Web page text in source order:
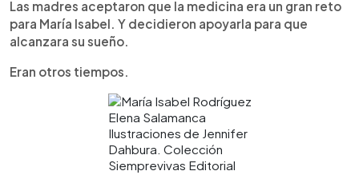
Las madres aceptaron que la medicina era un gran reto
para María Isabel. Y decidieron apoyarla para que
alcanzara su sueño.
Eran otros tiempos.
Elena Salamanca
Ilustraciones de Jennifer
Dahbura. Colección
Siemprevivas Editorial